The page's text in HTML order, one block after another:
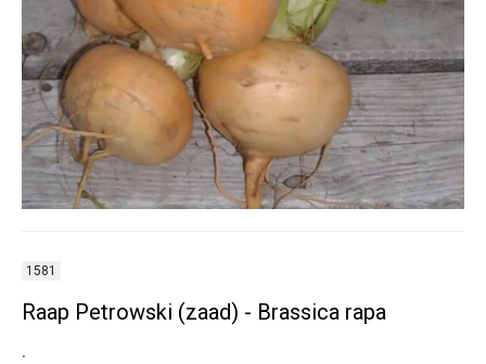
1581
Raap Petrowski (zaad) - Brassica rapa
.